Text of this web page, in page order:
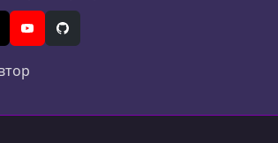
YouTubeGitHub